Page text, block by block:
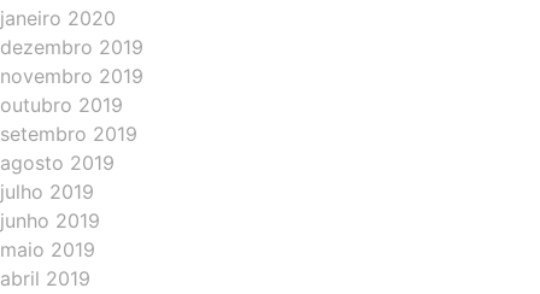
janeiro 2020
dezembro 2019
novembro 2019
outubro 2019
setembro 2019
agosto 2019
julho 2019
junho 2019
maio 2019
abril 2019